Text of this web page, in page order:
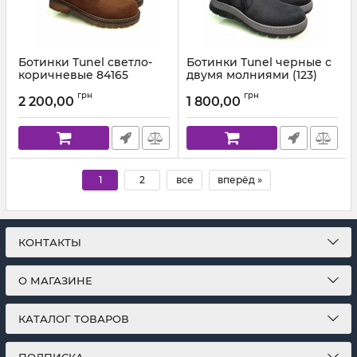
Ботинки Tunel светло-
коричневые 84165
2 200,00 грн
Ботинки Tunel черные с
двумя молниями (123)
1 800,00 грн
1 2 все вперёд »
КОНТАКТЫ
О МАГАЗИНЕ
КАТАЛОГ ТОВАРОВ